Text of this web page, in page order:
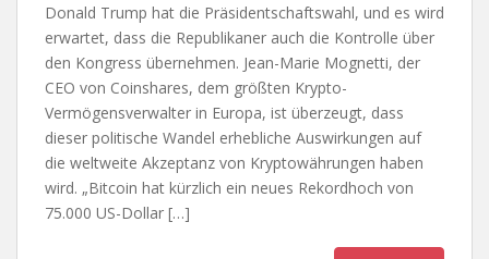
Donald Trump hat die Präsidentschaftswahl, und es wird
erwartet, dass die Republikaner auch die Kontrolle über
den Kongress übernehmen. Jean-Marie Mognetti, der
CEO von Coinshares, dem größten Krypto-
Vermögensverwalter in Europa, ist überzeugt, dass
dieser politische Wandel erhebliche Auswirkungen auf
die weltweite Akzeptanz von Kryptowährungen haben
wird. „Bitcoin hat kürzlich ein neues Rekordhoch von
75.000 US-Dollar […]